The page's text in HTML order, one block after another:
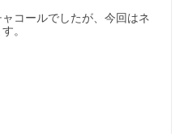
コールでしたが、今回はネ
。